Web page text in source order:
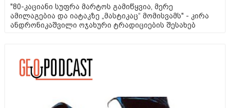
"80-კაციანი სუფრა მარტოს გამიწყვია, მერე
ამილაგებია და იატაკზე „მასტიკაც“ მომისვამს" - კირა
ანდრონიკაშვილი ოჯახური ტრადიციების შესახებ